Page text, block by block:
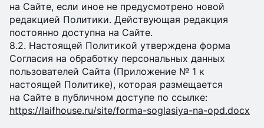
на Сайте, если иное не предусмотрено новой
редакцией Политики. Действующая редакция
постоянно доступна на Сайте.
8.2. Настоящей Политикой утверждена форма
Согласия на обработку персональных данных
пользователей Сайта (Приложение № 1 к
настоящей Политике), которая размещается
на Сайте в публичном доступе по ссылке:
https://laifhouse.ru/site/forma-soglasiya-na-opd.docx